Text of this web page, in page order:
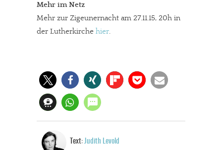
In eigener Sache
Mehr im Netz
Mehr zur Zigeunernacht am 27.11.15, 20h in
der Lutherkirche hier.
Text: Judith Levold